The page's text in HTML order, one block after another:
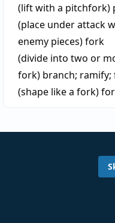
(lift with a pitchfork)
(place under attack
enemy pieces)fork
(divide into two or
fork) branch; ramify;
(shape like a fork)